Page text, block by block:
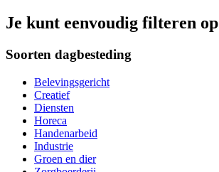
Je kunt eenvoudig filteren op
Soorten dagbesteding
Belevingsgericht
Creatief
Diensten
Horeca
Handenarbeid
Industrie
Groen en dier